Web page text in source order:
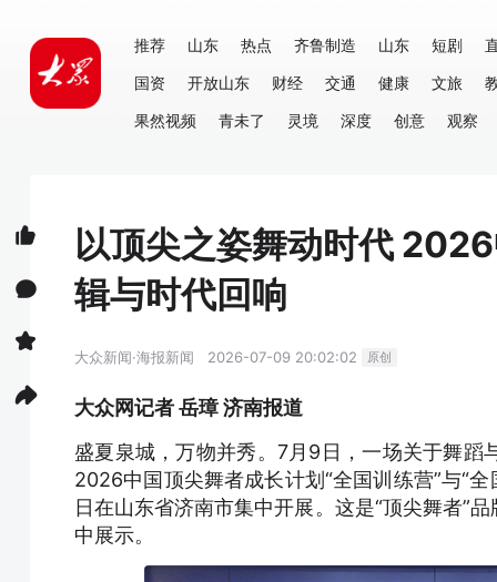
推荐 山东 热点 齐鲁制造 山东 短剧
国资
开放山东 财经 交通 健康 文旅
果然视频
青未了 灵境 深度 创意 观察
以顶尖之姿舞动时代
辑与时代回响
大众新闻·海报新闻 2026-07-09 20:02:02 原创
大众网记者 岳璋 济南报道
盛夏泉城，万物并秀。7月9日，一场关于舞蹈
2026中国顶尖舞者成长计划“全国训练营”与“
日在山东省济南市集中开展。这是“顶尖舞者”
中展示。